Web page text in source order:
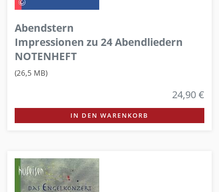
Abendstern
Impressionen zu 24 Abendliedern
NOTENHEFT
(26,5 MB)
24,90 €
IN DEN WARENKORB